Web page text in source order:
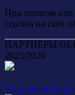
При полном или
ссылка на сайт
ПАРТНЕРЫ
2025/2026
Титульный